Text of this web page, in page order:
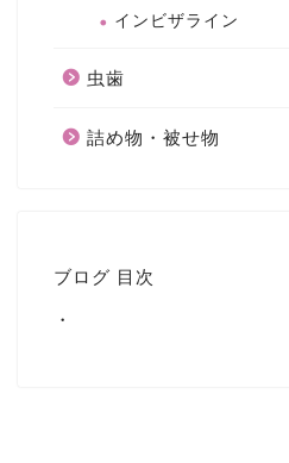
インビザライン
虫歯
詰め物・被せ物
ブログ 目次
・